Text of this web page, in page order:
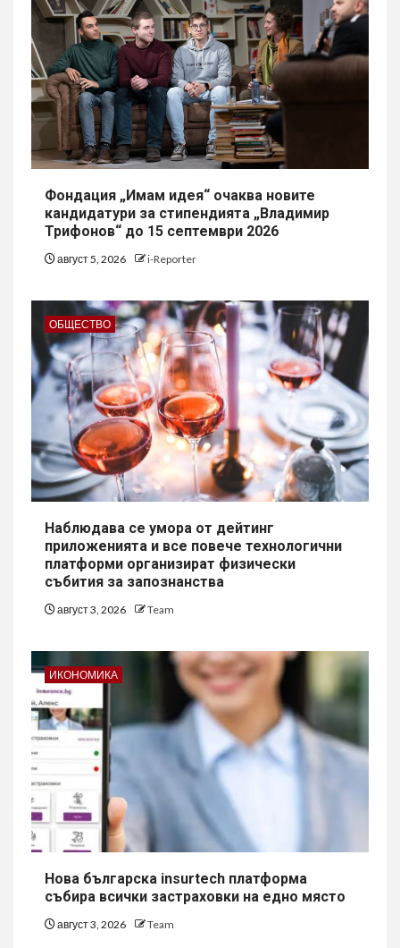
Фондация „Имам идея“ очаква новите
кандидатури за стипендията „Владимир
Трифонов“ до 15 септември 2026
август 5, 2026 i-Reporter
ОБЩЕСТВО
Наблюдава се умора от дейтинг
приложенията и все повече технологични
платформи организират физически
събития за запознанства
август 3, 2026 Team
ИКОНОМИКА
Нова българска insurtech платформа
събира всички застраховки на едно място
август 3, 2026 Team